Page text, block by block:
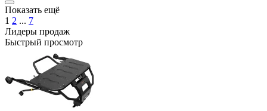
Показать ещё
1 2 ... 7
Лидеры продаж
Быстрый просмотр